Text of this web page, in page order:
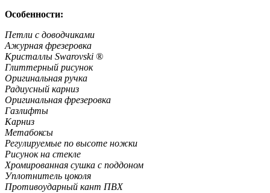
Особенности:
Петли с доводчиками
Ажурная фрезеровка
Кристаллы Swarovski ®
Глиттерный рисунок
Оригинальная ручка
Радиусный карниз
Оригинальная фрезеровка
Газлифты
Карниз
Метабоксы
Регулируемые по высоте ножки
Рисунок на стекле
Хромированная сушка с поддоном
Уплотнитель цоколя
Противоударный кант ПВХ